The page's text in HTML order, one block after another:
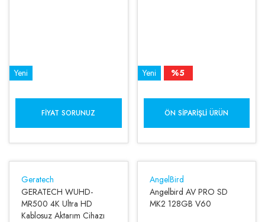
Yeni
FIYAT SORUNUZ
Yeni %5
ÖN SIPARIŞLI ÜRÜN
Geratech
GERATECH WUHD-
MR500 4K Ultra HD
Kablosuz Aktarım Cihazı
AngelBird
Angelbird AV PRO SD
MK2 128GB V60